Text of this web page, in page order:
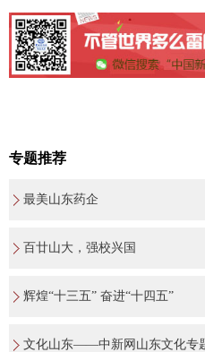
专题推荐
最美山东药企
百廿山大，强校兴国
辉煌“十三五” 奋进“十四五”
文化山东——中新网山东文化专